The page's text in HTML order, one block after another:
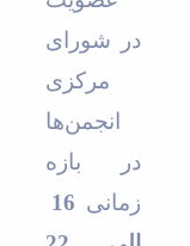
در شورای
مرکزی
انجمن‌ها
در بازه
زمانی